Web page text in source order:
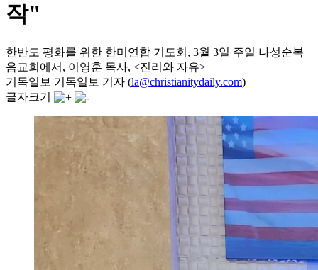
작"
한반도 평화를 위한 한미연합 기도회, 3월 3일 주일 나성순복
음교회에서, 이영훈 목사, <진리와 자유>
기독일보 기독일보 기자 (la@christianitydaily.com)
글자크기